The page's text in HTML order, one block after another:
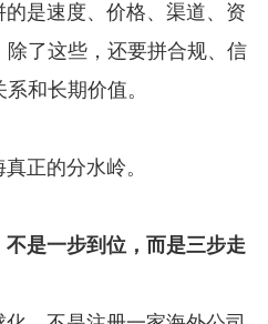
是速度、价格、渠道、资
了这些，还要拼合规、信
和长期价值。
正的分水岭。
是一步到位，而是三步走